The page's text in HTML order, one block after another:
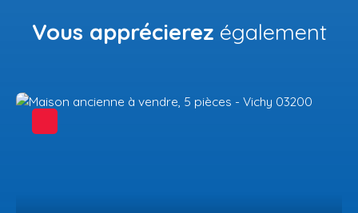
Vous apprécierez également